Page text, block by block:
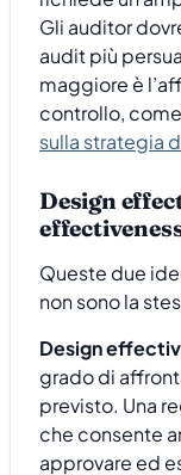
Gli auditor
audit più
maggiore è
controllo,
sulla strategia
Design
Queste due
non sono la
Design
grado di
previsto. Una
che consente
approvare ed